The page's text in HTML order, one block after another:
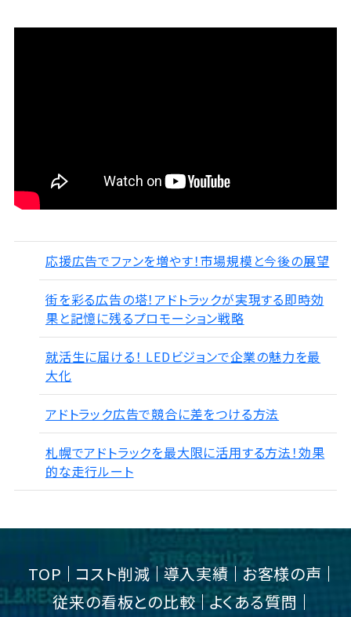
応援広告でファンを増やす！市場規模と今後の展望
街を彩る広告の塔！アドトラックが実現する即時効
果と記憶に残るプロモーション戦略
就活生に届ける！ LEDビジョンで企業の魅力を最
大化
アドトラック広告で競合に差をつける方法
札幌でアドトラックを最大限に活用する方法！効果
的な走行ルート
TOP コスト削減 導入実績
お客様の声
従来の看板との比較 よくある質問